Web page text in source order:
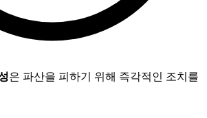
은 파산을 피하기 위해 즉각적인 조치를